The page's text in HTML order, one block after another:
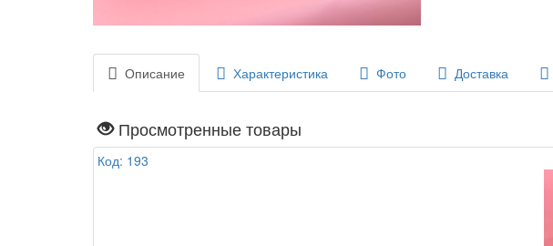
Описание Характеристика Фото Доставка
Просмотренные товары
Код: 193